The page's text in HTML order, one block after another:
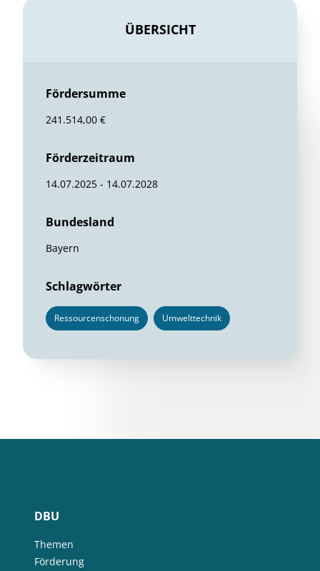
ÜBERSICHT
Fördersumme
241.514,00 €
Förderzeitraum
14.07.2025 - 14.07.2028
Bundesland
Bayern
Schlagwörter
Ressourcenschonung Umwelttechnik
DBU
Themen
Förderung